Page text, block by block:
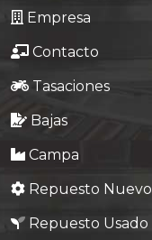
Empresa
Contacto
Tasaciones
Bajas
Campa
Repuesto Nuevo
Repuesto Usado